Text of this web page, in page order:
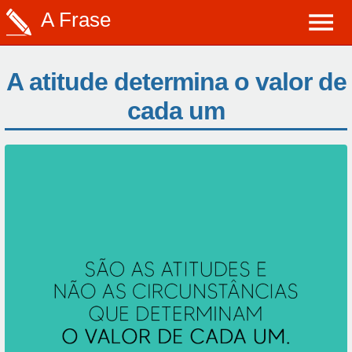
A Frase
A atitude determina o valor de
cada um